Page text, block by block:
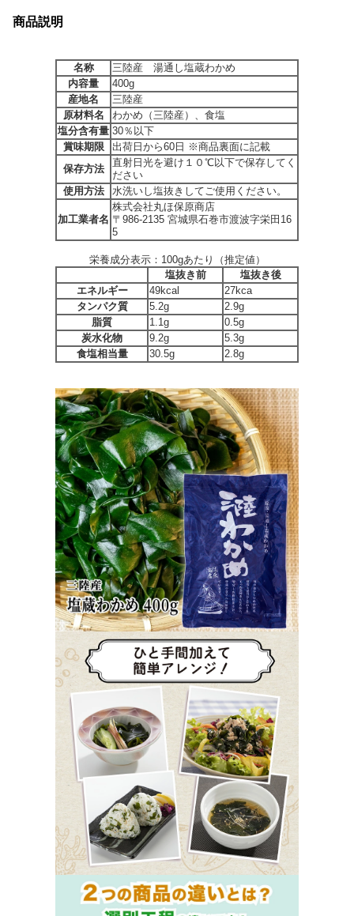
商品説明
名称
三陸産 湯通し塩蔵わかめ
内容量
400g
産地名
三陸産
原材料名
わかめ（三陸産）、食塩
塩分含有量 30％以下
賞味期限
出荷日から60日 ※商品裏面に記載
保存方法
直射日光を避け１０℃以下で保存してく
ださい
使用方法
水洗いし塩抜きしてご使用ください。
加工業者名
株式会社丸ほ保原商店
〒986-2135 宮城県石巻市渡波字栄田16
5
栄養成分表示：100gあたり（推定値）
塩抜き前
塩抜き後
エネルギー
49kcal
27kca
タンパク質
5.2g
2.9g
脂質
1.1g
0.5g
炭水化物
9.2g
5.3g
食塩相当量
30.5g 2.8g